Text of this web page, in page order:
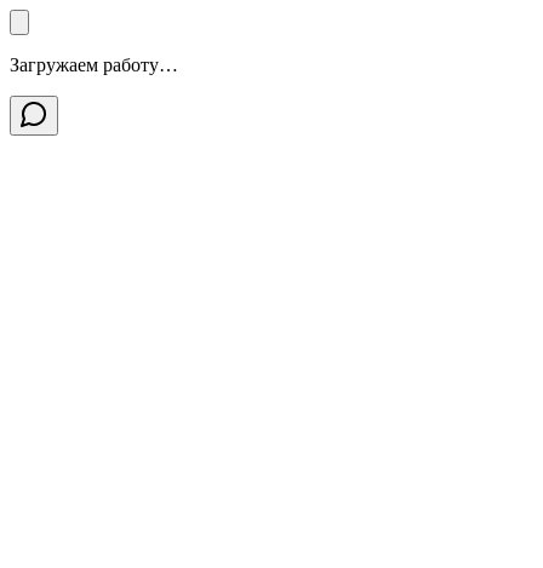
Загружаем работу…